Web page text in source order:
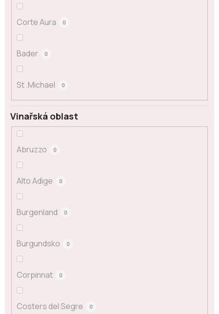
Corte Aura 0
Bader 0
St .Michael 0
Vinařská oblast
Abruzzo 0
Alto Adige 0
Burgenland 0
Burgundsko 0
Corpinnat 0
Costers del Segre 0